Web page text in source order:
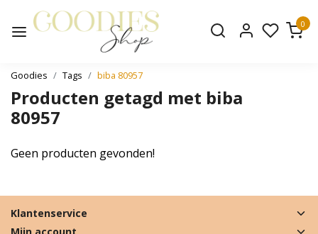
0
Goodies Tags biba 80957
Producten getagd met biba
80957
Geen producten gevonden!
Klantenservice